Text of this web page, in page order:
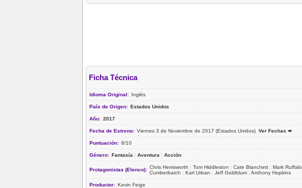
Ficha Técnica
Idioma Original: Inglés
País de Origen: Estados Unidos
Año: 2017
Fecha de Estreno: Viernes 3 de Noviembre de 2017 (Estados Unidos) Ver Fechas ➨
Puntuación: 8/10
Género: Fantasía | Aventura | Acción
Protagonistas (Elenco): Chris Hemsworth | Tom Hiddleston | Cate Blanchett | Mark Ruffalo
Cumberbatch | Karl Urban | Jeff Goldblum | Anthony Hopkins
Productor: Kevin Feige